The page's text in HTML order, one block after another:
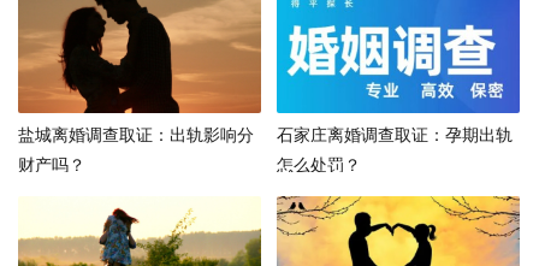
盐城离婚调查取证：出轨影响分
财产吗？
石家庄离婚调查取证：孕期出轨
怎么处罚？